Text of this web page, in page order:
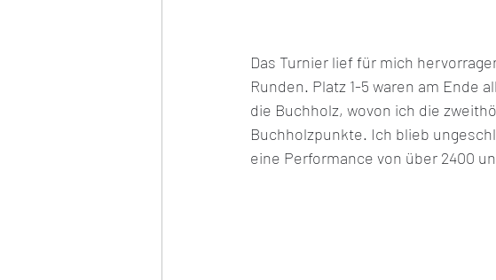
Das Turnier lief für mich
Runden. Platz 1-5 waren am Ende
die Buchholz, wovon ich die
Buchholzpunkte. Ich blieb
eine Performance von über 2400